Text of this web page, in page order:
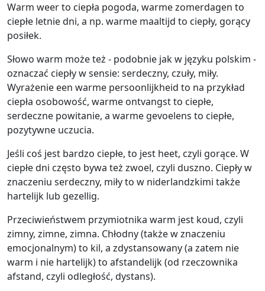
Warm weer to ciepła pogoda, warme zomerdagen to
ciepłe letnie dni, a np. warme maaltijd to ciepły, gorący
posiłek.
Słowo warm może też - podobnie jak w języku polskim -
oznaczać ciepły w sensie: serdeczny, czuły, miły.
Wyrażenie een warme persoonlijkheid to na przykład
ciepła osobowość, warme ontvangst to ciepłe,
serdeczne powitanie, a warme gevoelens to ciepłe,
pozytywne uczucia.
Jeśli coś jest bardzo ciepłe, to jest heet, czyli gorące. W
ciepłe dni często bywa też zwoel, czyli duszno. Ciepły w
znaczeniu serdeczny, miły to w niderlandzkimi także
hartelijk lub gezellig.
Przeciwieństwem przymiotnika warm jest koud, czyli
zimny, zimne, zimna. Chłodny (także w znaczeniu
emocjonalnym) to kil, a zdystansowany (a zatem nie
warm i nie hartelijk) to afstandelijk (od rzeczownika
afstand, czyli odległość, dystans).